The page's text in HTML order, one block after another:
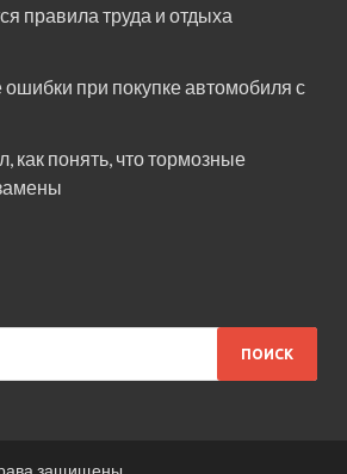
правила труда и отдыха
при покупке автомобиля с
как понять, что тормозные